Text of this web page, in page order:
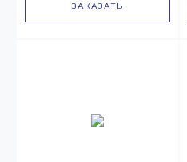
ЗАКАЗАТЬ